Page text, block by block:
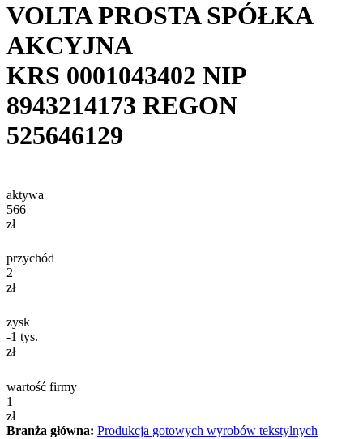
VOLTA PROSTA SPÓŁKA
AKCYJNA
KRS 0001043402 NIP
8943214173 REGON
525646129
aktywa
566
zł
przychód
2
zł
zysk
-1 tys.
zł
wartość firmy
1
zł
Branża główna: Produkcja gotowych wyrobów tekstylnych